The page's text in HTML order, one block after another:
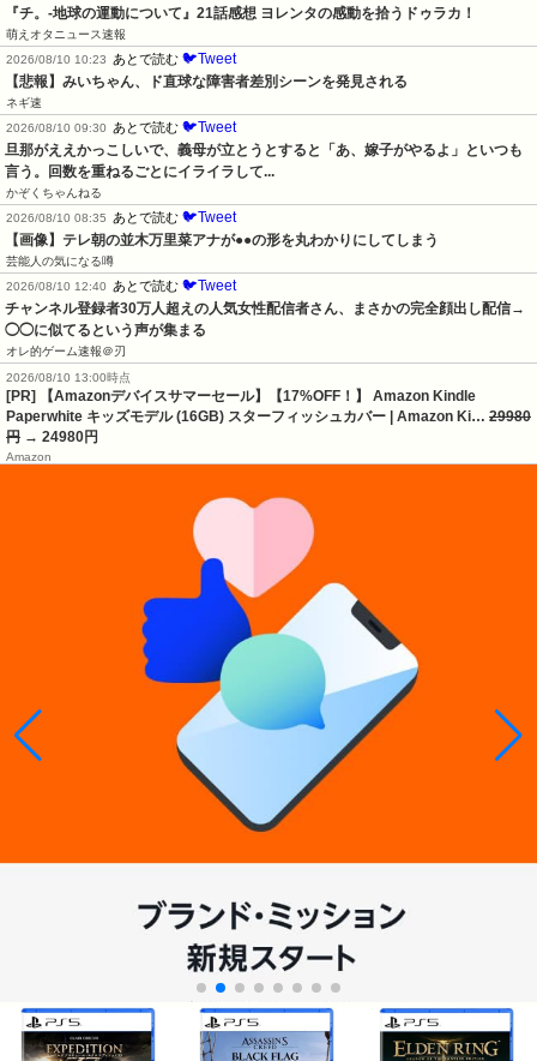
『チ。-地球の運動について』21話感想 ヨレンタの感動を拾うドゥラカ！
萌えオタニュース速報
2026/08/10 10:23
あとで読む 🐦Tweet
【悲報】みいちゃん、ド直球な障害者差別シーンを発見される
ネギ速
2026/08/10 09:30
あとで読む 🐦Tweet
旦那がええかっこしいで、義母が立とうとすると「あ、嫁子がやるよ」といつも
言う。回数を重ねるごとにイライラして...
かぞくちゃんねる
2026/08/10 08:35
あとで読む 🐦Tweet
【画像】テレ朝の並木万里菜アナが●●の形を丸わかりにしてしまう
芸能人の気になる噂
2026/08/10 12:40
あとで読む 🐦Tweet
チャンネル登録者30万人超えの人気女性配信者さん、まさかの完全顔出し配信→
◯◯に似てるという声が集まる
オレ的ゲーム速報＠刃
2026/08/10 13:00時点
[PR] 【Amazonデバイスサマーセール】【17%OFF！】 Amazon Kindle
Paperwhite キッズモデル (16GB) スターフィッシュカバー | Amazon Ki… 29980
円 → 24980円
Amazon